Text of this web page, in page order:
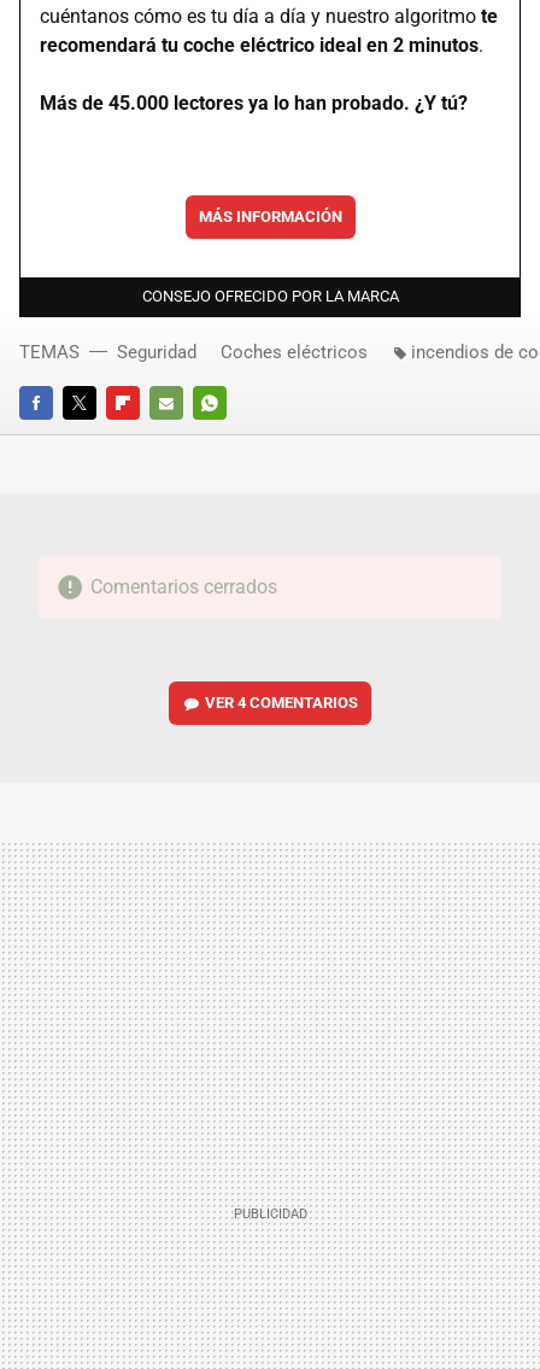
cuéntanos cómo es tu día a día y nuestro algoritmo te
recomendará tu coche eléctrico ideal en 2 minutos.
Más de 45.000 lectores ya lo han probado. ¿Y tú?
MÁS INFORMACIÓN
CONSEJO OFRECIDO POR LA MARCA
FACEBOOKTWITTERFLIPBOARD
E-
WHATSAPP
TEMAS Seguridad Coches eléctricos incendios de
Comentarios cerrados
VER4 COMENTARIOS